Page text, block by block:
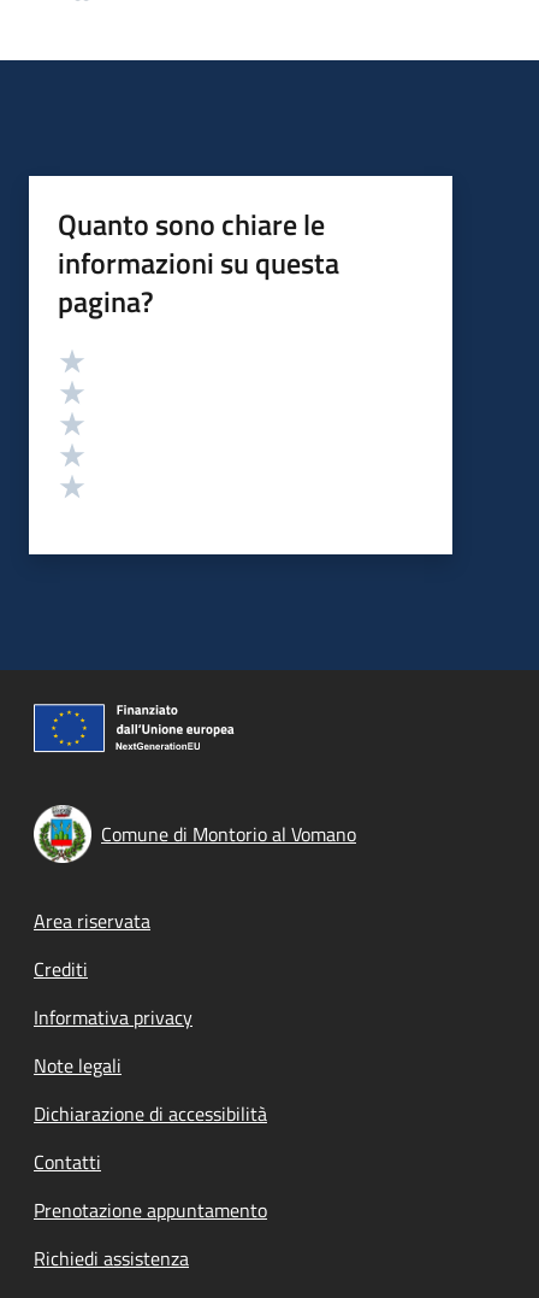
Quanto sono chiare le
informazioni su questa
pagina?
Valutazione
Comune di Montorio al Vomano
Footer menu
Area riservata
Crediti
Informativa privacy
Note legali
Dichiarazione di accessibilità
Contatti
Prenotazione appuntamento
Richiedi assistenza